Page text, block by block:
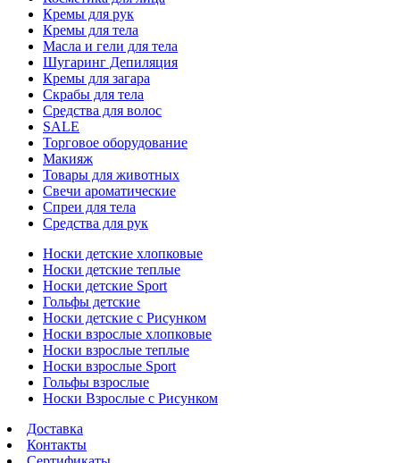
Кремы для рук
Кремы для тела
Масла и гели для тела
Шугаринг Депиляция
Кремы для загара
Скрабы для тела
Средства для волос
SALE
Торговое оборудование
Макияж
Товары для животных
Свечи ароматические
Спреи для тела
Средства для рук
Носки детские хлопковые
Носки детские теплые
Носки детские Sport
Гольфы детские
Носки детские с Рисунком
Носки взрослые хлопковые
Носки взрослые теплые
Носки взрослые Sport
Гольфы взрослые
Носки Взрослые с Рисунком
Доставка
Контакты